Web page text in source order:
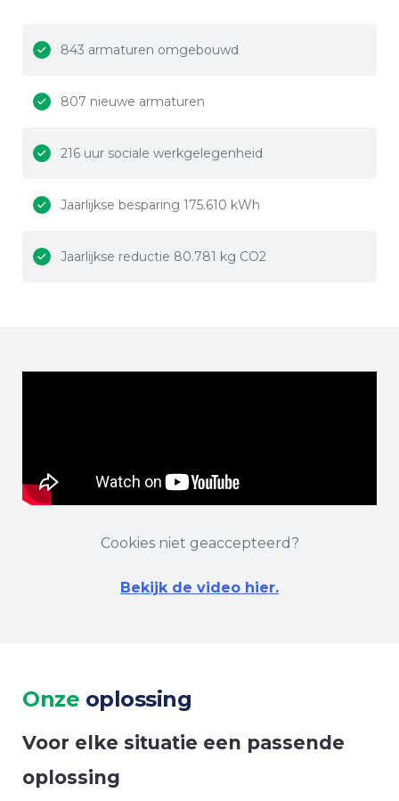
843 armaturen omgebouwd
807 nieuwe armaturen
216 uur sociale werkgelegenheid
Jaarlijkse besparing 175.610 kWh
Jaarlijkse reductie 80.781 kg CO2
Cookies niet geaccepteerd?
Bekijk de video hier.
Onze oplossing
Voor elke situatie een passende
oplossing